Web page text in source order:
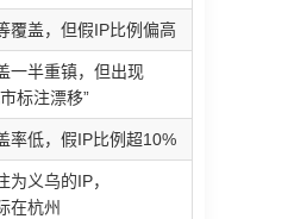
覆盖，但假IP比例偏高
一半重镇，但出现
标注漂移”
率低，假IP比例超10%
为义乌的IP，
在杭州